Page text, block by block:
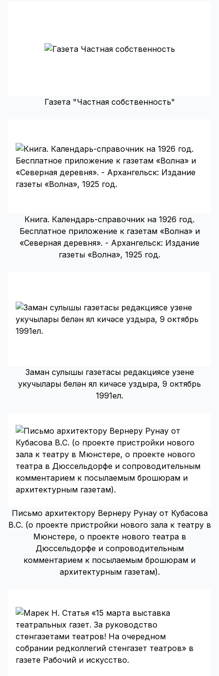
Газета "Частная собственность"
Книга. Календарь-справочник на 1926 год.
Бесплатное приложение к газетам «Волна» и
«Северная деревня». - Архангельск: Издание
газеты «Волна», 1925 год.
Заман сулышы газетасы редакциясе узенең
укучылары белән ял кичәсе уздыра, 9 октябрь
1991ел.
Письмо архитектору Вернеру Рунау от Кубасова
В.С. (о проекте пристройки нового зала к театру в
Мюнстере, о проекте нового театра в
Дюссельдорфе и сопроводительным
комментарием к посылаемым брошюрам и
архитектурным газетам).